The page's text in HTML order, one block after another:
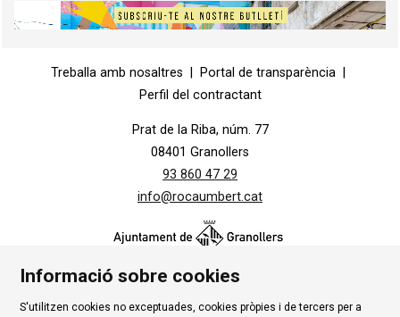
Treballa amb nosaltres
Portal de transparència
Perfil del contractant
Prat de la Riba, núm. 77
08401 Granollers
93 860 47 29
info@rocaumbert.cat
Informació sobre cookies
S'utilitzen cookies no exceptuades, cookies pròpies i de tercers per a